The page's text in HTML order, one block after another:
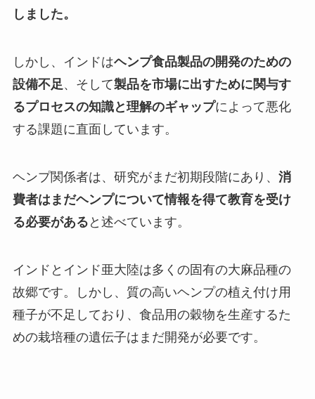
しました。
しかし、インドはヘンプ食品製品の開発のための
設備不足、そして製品を市場に出すために関与す
るプロセスの知識と理解のギャップによって悪化
する課題に直面しています。
ヘンプ関係者は、研究がまだ初期段階にあり、 消
費者はまだヘンプについて情報を得て教育を受け
る必要があると述べています。
インドとインド亜大陸は多くの固有の大麻品種の
故郷です。しかし、質の高いヘンプの植え付け用
種子が不足しており、食品用の穀物を生産するた
めの栽培種の遺伝子はまだ開発が必要です。